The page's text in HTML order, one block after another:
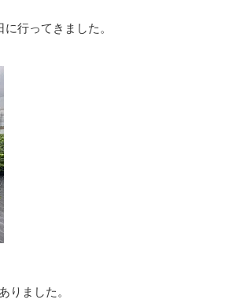
行ってきました。
りました。